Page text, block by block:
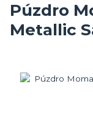
Púzdro
Metallic